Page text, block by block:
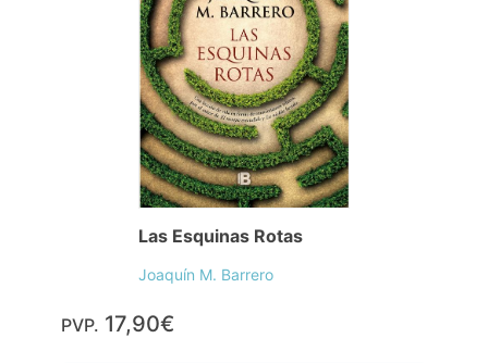
Las Esquinas Rotas
Joaquín M. Barrero
PVP. 17,90€